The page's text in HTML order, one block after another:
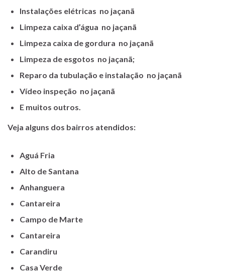
Instalações elétricas no jaçanã
Limpeza caixa d’água no jaçanã
Limpeza caixa de gordura no jaçanã
Limpeza de esgotos no jaçanã;
Reparo da tubulação e instalação no jaçanã
Vídeo inspeção no jaçanã
E muitos outros.
Veja alguns dos bairros atendidos:
Aguá Fria
Alto de Santana
Anhanguera
Cantareira
Campo de Marte
Cantareira
Carandiru
Casa Verde